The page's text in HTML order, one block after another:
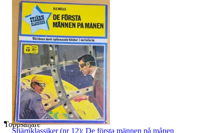
Toppsäljare
Stjärnklassiker (nr 12): De första männen på månen